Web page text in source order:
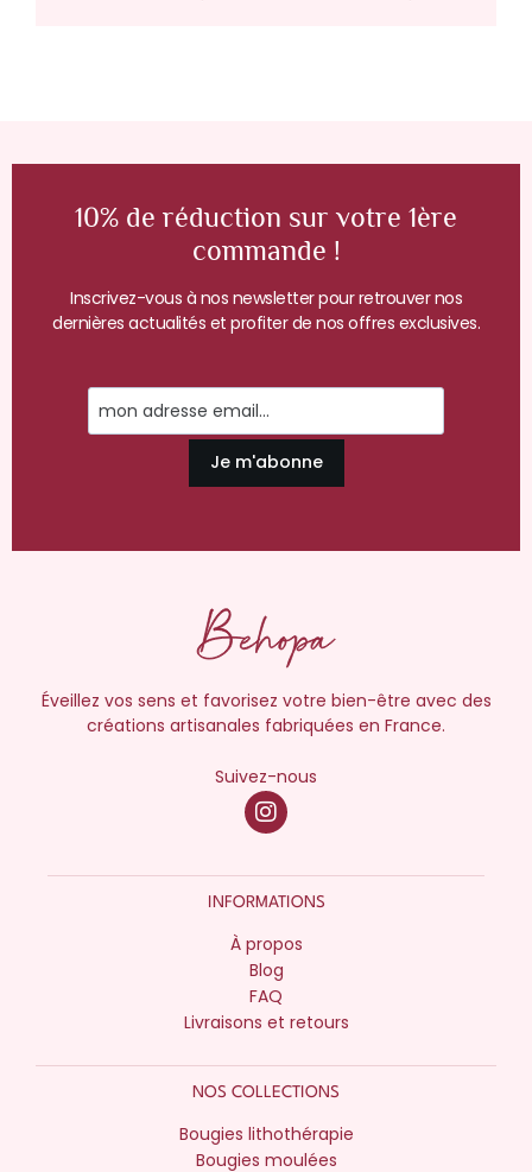
10% de réduction sur votre 1ère
commande !
Inscrivez-vous à nos newsletter pour retrouver nos
dernières actualités et profiter de nos offres exclusives.
Je m'abonne
Éveillez vos sens et favorisez votre bien-être avec des
créations artisanales fabriquées en France.
Suivez-nous
INFORMATIONS
À propos
Blog
FAQ
Livraisons et retours
NOS COLLECTIONS
Bougies lithothérapie
Bougies moulées